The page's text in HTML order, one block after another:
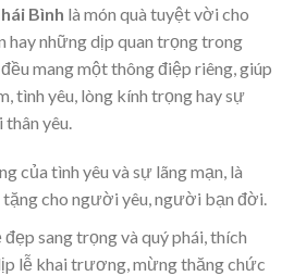
Bình là món quà tuyệt vời cho
hay những dịp quan trọng trong
mang một thông điệp riêng, giúp
tình yêu, lòng kính trọng hay sự
yêu.
của tình yêu và sự lãng mạn, là
cho người yêu, người bạn đời.
sang trọng và quý phái, thích
lễ khai trương, mừng thăng chức